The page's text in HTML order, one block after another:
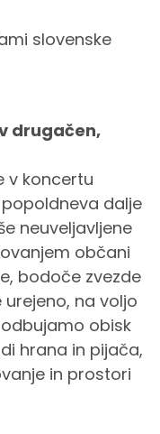
slovenske
drugačen,
v koncertu
dalje
neuveljavljene
občani
bodoče zvezde
na voljo
obisk
hrana in pijača,
in prostori